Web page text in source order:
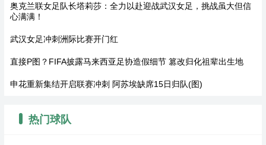
奥克兰联女足队长塔莉莎：全力以赴迎战武汉女足，挑战虽大但信
心满满！
武汉女足冲刺洲际比赛开门红
直接P图？FIFA披露马来西亚足协造假细节 篡改归化祖辈出生地
申花重新集结开启联赛冲刺 阿苏埃缺席15日归队(图)
热门球队